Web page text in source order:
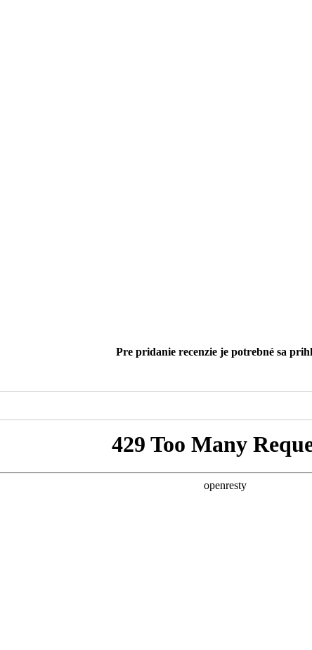
Pre pridanie recenzie je potrebné sa